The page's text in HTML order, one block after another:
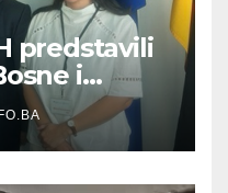
predstavili
i